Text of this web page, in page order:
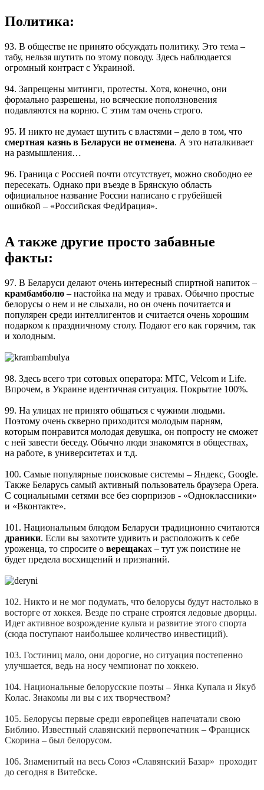
Политика:
93. В обществе не принято обсуждать политику. Это тема –
табу, нельзя шутить по этому поводу. Здесь наблюдается
огромный контраст с Украиной.
94. Запрещены митинги, протесты. Хотя, конечно, они
формально разрешены, но всяческие поползновения
подавляются на корню. С этим там очень строго.
95. И никто не думает шутить с властями – дело в том, что
смертная казнь в Беларуси не отменена. А это наталкивает
на размышления…
96. Граница с Россией почти отсутствует, можно свободно ее
пересекать. Однако при въезде в Брянскую область
официальное название России написано с грубейшей
ошибкой – «Российская ФедИрация».
А также другие просто забавные
факты:
97. В Беларуси делают очень интересный спиртной напиток –
крамбамболю – настойка на меду и травах. Обычно простые
белорусы о нем и не слыхали, но он очень почитается и
популярен среди интеллигентов и считается очень хорошим
подарком к праздничному столу. Подают его как горячим, так
и холодным.
98. Здесь всего три сотовых оператора: МТС, Velcom и Life.
Впрочем, в Украине идентичная ситуация. Покрытие 100%.
99. На улицах не принято общаться с чужими людьми.
Поэтому очень скверно приходится молодым парням,
которым понравится молодая девушка, он попросту не сможет
с ней завести беседу. Обычно люди знакомятся в обществах,
на работе, в университетах и т.д.
100. Самые популярные поисковые системы – Яндекс, Google.
Также Беларусь самый активный пользователь браузера Opera.
С социальными сетями все без сюрпризов - «Одноклассники»
и «Вконтакте».
101. Национальным блюдом Беларуси традиционно считаются
драники. Если вы захотите удивить и расположить к себе
уроженца, то спросите о верещаках – тут уж поистине не
будет предела восхищений и признаний.
102. Никто и не мог подумать, что белорусы будут настолько в
восторге от хоккея. Везде по стране строятся ледовые дворцы.
Идет активное возрождение культа и развитие этого спорта
(сюда поступают наибольшее количество инвестиций).
103. Гостиниц мало, они дорогие, но ситуация постепенно
улучшается, ведь на носу чемпионат по хоккею.
104. Национальные белорусские поэты – Янка Купала и Якуб
Колас. Знакомы ли вы с их творчеством?
105. Белорусы первые среди европейцев напечатали свою
Библию. Известный славянский первопечатник – Франциск
Скорина – был белорусом.
106. Знаменитый на весь Союз «Славянский Базар» проходит
до сегодня в Витебске.